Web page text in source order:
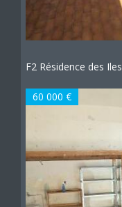
F2 Résidence des Iles
60 000 €